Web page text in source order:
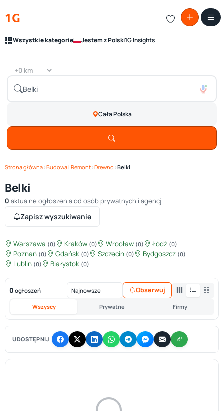
1G
Wszystkie kategorie Jestem z Polski1G Insights
Cała Polska
Strona główna›Budowa i Remont›Drewno ›Belki
Belki
0 aktualne ogłoszenia od osób prywatnych i agencji
Zapisz wyszukiwanie
Warszawa (0) Kraków (0) Wrocław (0) Łódź (0)
Poznań (0) Gdańsk (0) Szczecin (0) Bydgoszcz (0)
Lublin (0) Białystok (0)
0 ogłoszeń
Wszyscy Prywatne Firmy
Obserwuj
UDOSTĘPNIJ